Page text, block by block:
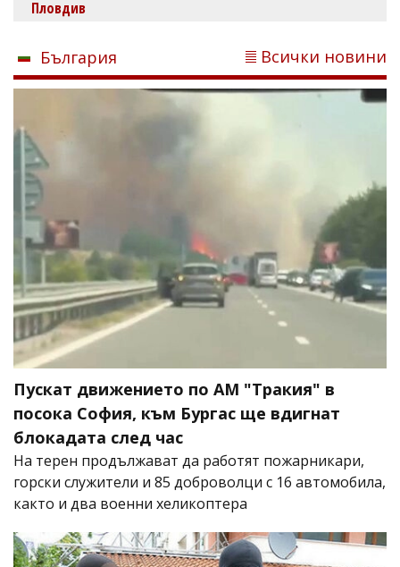
Пловдив
България Всички новини
Пускат движението по АМ "Тракия" в
посока София, към Бургас ще вдигнат
блокадата след час
На терен продължават да работят пожарникари,
горски служители и 85 доброволци с 16 автомобила,
както и два военни хеликоптера